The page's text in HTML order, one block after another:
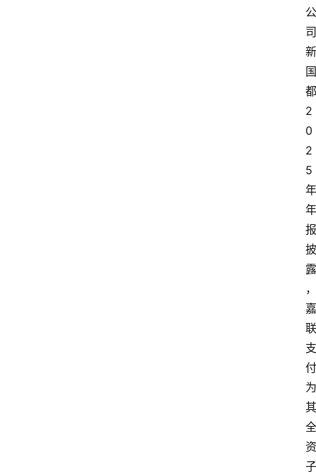
公
司
新
国
都
2
0
2
5
年
年
报
披
露
，
嘉
联
支
付
为
其
全
资
子